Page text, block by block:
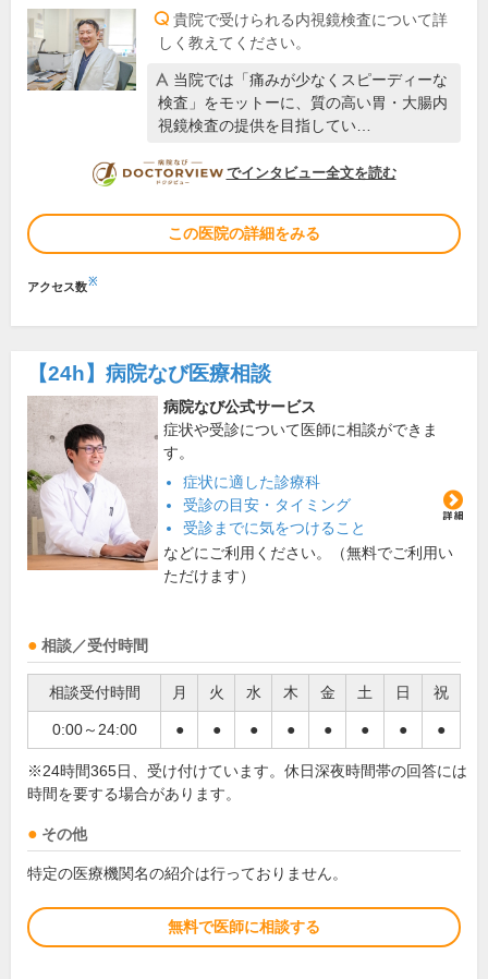
貴院で受けられる内視鏡検査について詳
しく教えてください。
当院では「痛みが少なくスピーディーな
検査」をモットーに、質の高い胃・大腸内
視鏡検査の提供を目指してい…
DOCTORVIEW
でインタビュー全文を読む
この医院の詳細をみる
アクセス数※
【24h】 病院なび医療相談
病院なび公式サービス
症状や受診について医師に相談ができま
す。
症状に適した診療科
受診の目安・タイミング
受診までに気をつけること
などにご利用ください。（無料でご利用い
ただけます）
相談／受付時間
相談受付時間 月 火 水 木 金 土 日 祝
0:00～24:00 ● ● ● ● ● ● ● ●
※24時間365日、受け付けています。休日深夜時間帯の回答には
時間を要する場合があります。
その他
特定の医療機関名の紹介は行っておりません。
無料で医師に相談する